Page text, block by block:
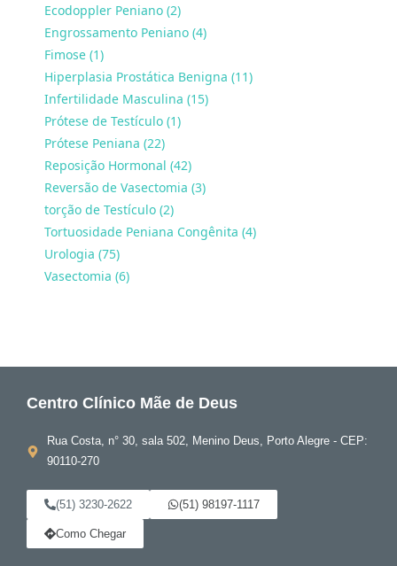
Ecodoppler Peniano (2)
Engrossamento Peniano (4)
Fimose (1)
Hiperplasia Prostática Benigna (11)
Infertilidade Masculina (15)
Prótese de Testículo (1)
Prótese Peniana (22)
Reposição Hormonal (42)
Reversão de Vasectomia (3)
torção de Testículo (2)
Tortuosidade Peniana Congênita (4)
Urologia (75)
Vasectomia (6)
Centro Clínico Mãe de Deus
Rua Costa, n° 30, sala 502, Menino Deus, Porto Alegre - CEP:
90110-270
(51) 3230-2622 (51) 98197-1117
Como Chegar